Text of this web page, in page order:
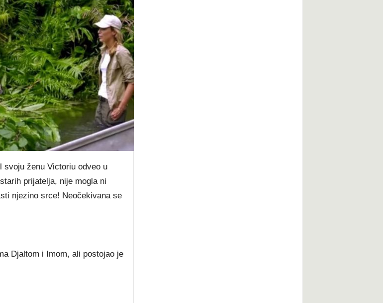
svoju ženu Victoriu odveo u
prijatelja, nije mogla ni
njezino srce! Neočekivana se
Djaltom i Imom, ali postojao je